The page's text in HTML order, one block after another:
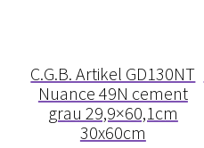
elastische Fugen
Endkopplungsmatte
C.G.B. Artikel GD130NT
Nuance 49N cement
grau 29,9×60,1cm
30x60cm